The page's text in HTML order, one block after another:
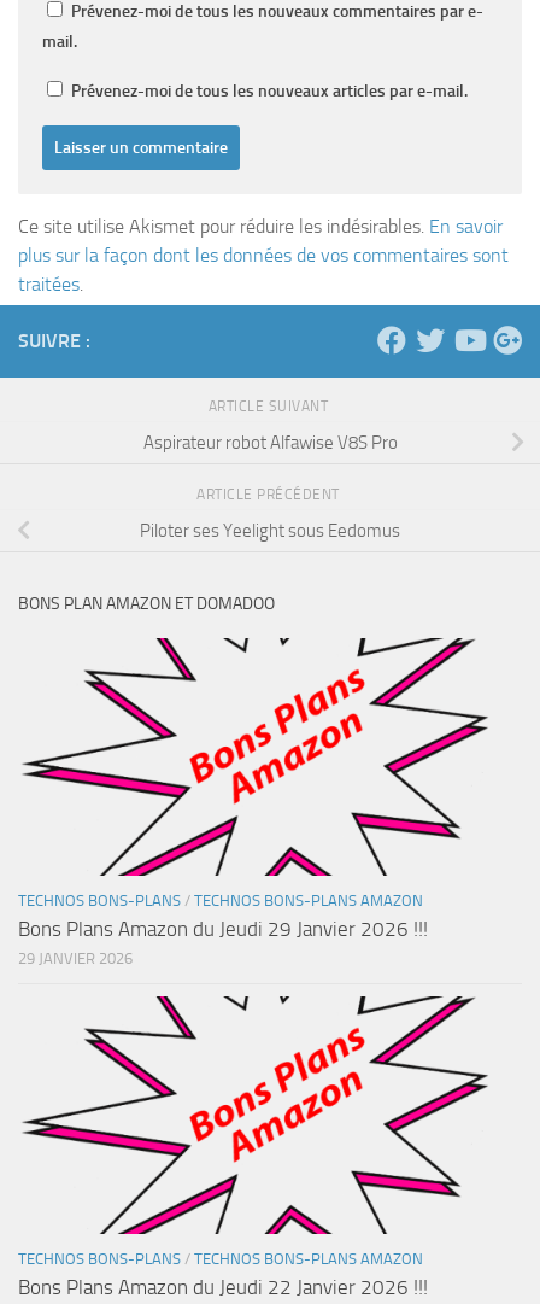
Prévenez-moi de tous les nouveaux commentaires par e-
mail.
Prévenez-moi de tous les nouveaux articles par e-mail.
Ce site utilise Akismet pour réduire les indésirables. En savoir
plus sur la façon dont les données de vos commentaires sont
traitées.
SUIVRE :
ARTICLE SUIVANT
Aspirateur robot Alfawise V8S Pro
ARTICLE PRÉCÉDENT
Piloter ses Yeelight sous Eedomus
BONS PLAN AMAZON ET DOMADOO
TECHNOS BONS-PLANS / TECHNOS BONS-PLANS AMAZON
Bons Plans Amazon du Jeudi 29 Janvier 2026 !!!
29 JANVIER 2026
TECHNOS BONS-PLANS / TECHNOS BONS-PLANS AMAZON
Bons Plans Amazon du Jeudi 22 Janvier 2026 !!!